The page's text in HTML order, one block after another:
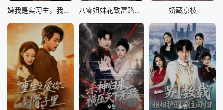
嫌我是实习生，我亮出老板身份 八零姐妹花致富路上捡个他 娇藏京枝
全集 全集 全集